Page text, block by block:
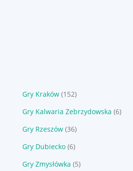
Gry Kraków (152)
Gry Kalwaria Zebrzydowska (6)
Gry Rzeszów (36)
Gry Dubiecko (6)
Gry Zmysłówka (5)